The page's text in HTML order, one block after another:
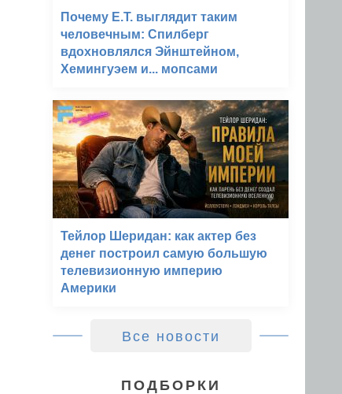
Почему E.T. выглядит таким
человечным: Спилберг
вдохновлялся Эйнштейном,
Хемингуэем и... мопсами
Тейлор Шеридан: как актер без
денег построил самую большую
телевизионную империю
Америки
Все новости
ПОДБОРКИ